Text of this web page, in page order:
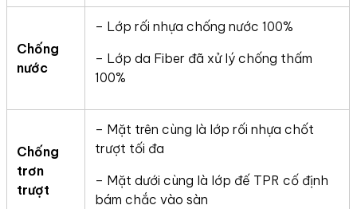
Chống
nước
– Lớp rối nhựa chống nước 100%
– Lớp da Fiber đã xử lý chống thấm
100%
Chống
trơn
trượt
– Mặt trên cùng là lớp rối nhựa chốt
trượt tối đa
– Mặt dưới cùng là lớp đế TPR cố định
bám chắc vào sàn